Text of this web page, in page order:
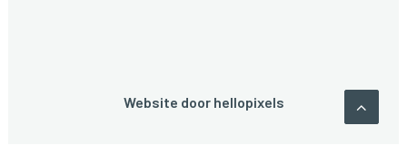
Website door hellopixels